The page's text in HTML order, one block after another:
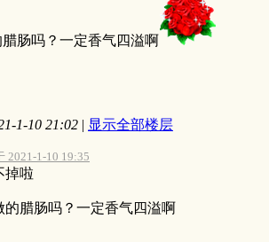
肠吗？一定香气四溢啊
1-10 21:02 | 显示全部楼层
2021-1-10 19:35
掉啦
的腊肠吗？一定香气四溢啊